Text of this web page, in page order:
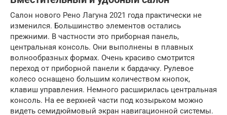
Салон нового Рено Лагуна 2021 года практически не
изменился. Большинство элементов остались
прежними. В частности это приборная панель,
центральная консоль. Они выполнены в плавных
волнообразных формах. Очень красиво смотрится
переход от приборной панели к бардачку. Рулевое
колесо оснащено большим количеством кнопок,
клавиш управления. Немного расширилась центральная
консоль. На ее верхней части под козырьком можно
видеть семидюймовый экран навигационной системы.